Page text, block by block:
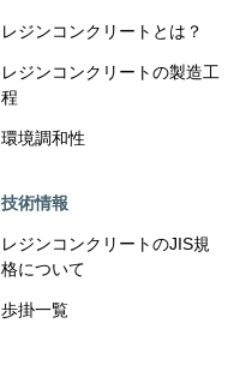
レジンコンクリートとは？
レジンコンクリートの製造工
程
環境調和性
技術情報
レジンコンクリートのJIS規
格について
歩掛一覧